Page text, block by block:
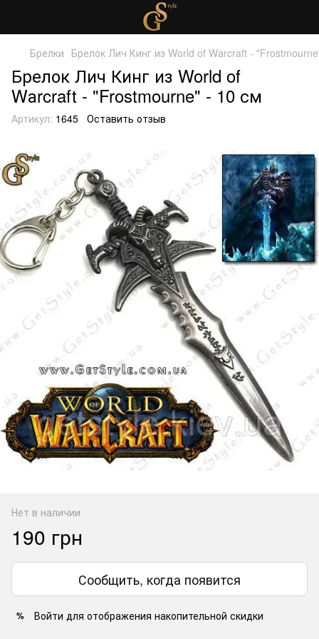
Брелки Брелок Лич Кинг из World of Wаrcraft -
Брелок Лич Кинг из World of
Wаrcraft - "Frostmourne" - 10 см
Артикул: 1645 Оставить отзыв
Нет в наличии
190 грн
Сообщить, когда появится
% Войти для отображения накопительной скидки